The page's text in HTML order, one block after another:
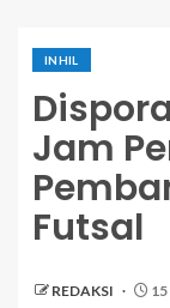
INHIL
Jam
Futsal
REDAKSI